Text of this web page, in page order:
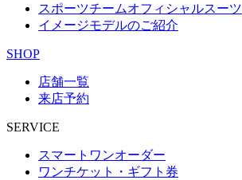
スポーツチームオフィシャルスーツ
イメージモデルのご紹介
SHOP
店舗一覧
来店予約
SERVICE
スマートワンオーダー
ワンチケット・ギフト券